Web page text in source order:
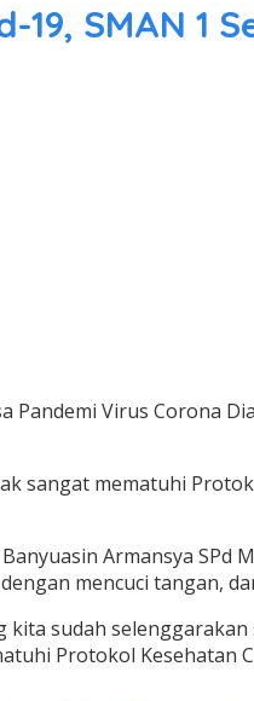
19, SMAN 1
Pandemi Virus Corona
sangat mematuhi
Armansya
mencuci tangan,
kita sudah
Protokol Kesehatan